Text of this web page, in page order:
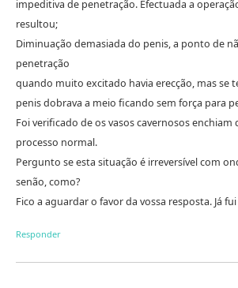
impeditiva de penetração. Efectuada a
resultou;
Diminuação demasiada do penis, a ponto de
penetração
quando muito excitado havia erecção, mas se
penis dobrava a meio ficando sem força para
Foi verificado de os vasos cavernosos enchiam
processo normal.
Pergunto se esta situação é irreversível com
senão, como?
Fico a aguardar o favor da vossa resposta. Já
Responder